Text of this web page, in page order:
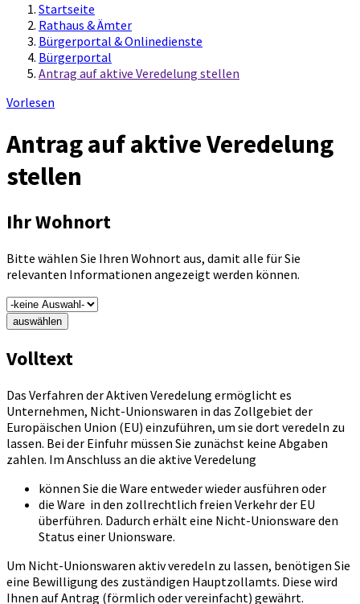
Startseite
Rathaus & Ämter
Bürgerportal & Onlinedienste
Bürgerportal
Antrag auf aktive Veredelung stellen
Vorlesen
Antrag auf aktive Veredelung
stellen
Ihr Wohnort
Bitte wählen Sie Ihren Wohnort aus, damit alle für Sie
relevanten Informationen angezeigt werden können.
auswählen
Volltext
Das Verfahren der Aktiven Veredelung ermöglicht es
Unternehmen, Nicht-Unionswaren in das Zollgebiet der
Europäischen Union (EU) einzuführen, um sie dort veredeln zu
lassen. Bei der Einfuhr müssen Sie zunächst keine Abgaben
zahlen. Im Anschluss an die aktive Veredelung
können Sie die Ware entweder wieder ausführen oder
die Ware in den zollrechtlich freien Verkehr der EU
überführen. Dadurch erhält eine Nicht-Unionsware den
Status einer Unionsware.
Um Nicht-Unionswaren aktiv veredeln zu lassen, benötigen Sie
eine Bewilligung des zuständigen Hauptzollamts. Diese wird
Ihnen auf Antrag (förmlich oder vereinfacht) gewährt.